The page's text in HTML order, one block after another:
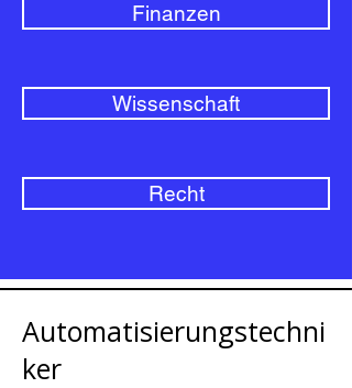
Finanzen
Wissenschaft
Recht
Automatisierungstechni
ker